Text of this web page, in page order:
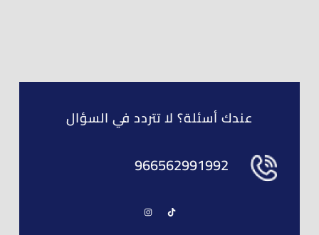
عندك أسئلة؟ لا تتردد في السؤال
966562991992